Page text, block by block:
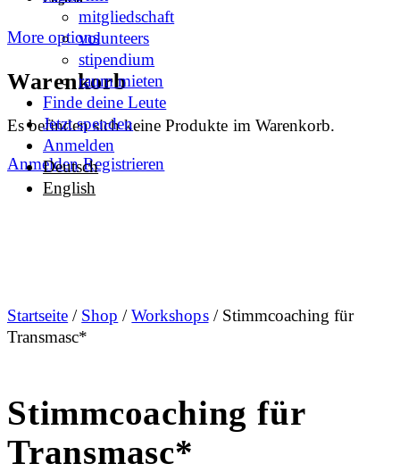
More options
Warenkorb
Es befinden sich keine Produkte im Warenkorb.
Anmelden Registrieren
mitgliedschaft
volunteers
stipendium
raum mieten
Finde deine Leute
Jetzt spenden
Anmelden
Deutsch
English
Startseite / Shop /Workshops/ Stimmcoaching für
Transmasc*
Stimmcoaching für
Transmasc*